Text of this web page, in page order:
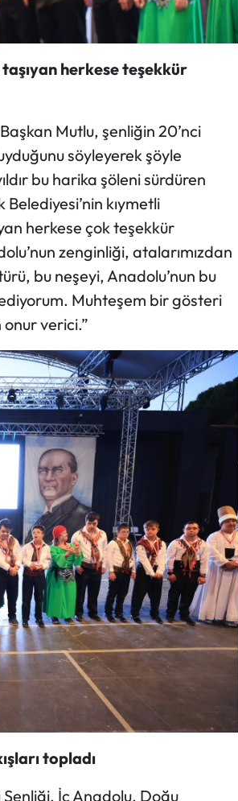
herkese teşekkür
Mutlu, şenliğin 20’nci
söyleyerek şöyle
bu harika şöleni sürdüren
kıymetli
herkese çok teşekkür
zenginliği, atalarımızdan
bu neşeyi, Anadolu’nun bu
Muhteşem bir gösteri
verici.”
topladı
İç Anadolu, Doğu